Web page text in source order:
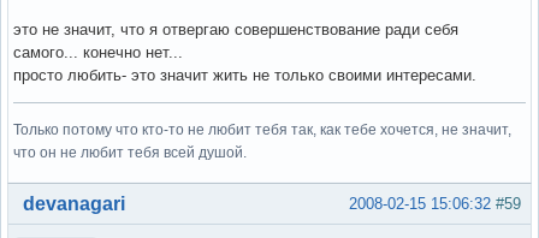
это не значит, что я отвергаю совершенствование ради себя
самого... конечно нет...
просто любить- это значит жить не только своими интересами.
Только потому что кто-то не любит тебя так, как тебе хочется, не значит,
что он не любит тебя всей душой.
Вне форума #59
2008-02-15 15:06:32
devanagari